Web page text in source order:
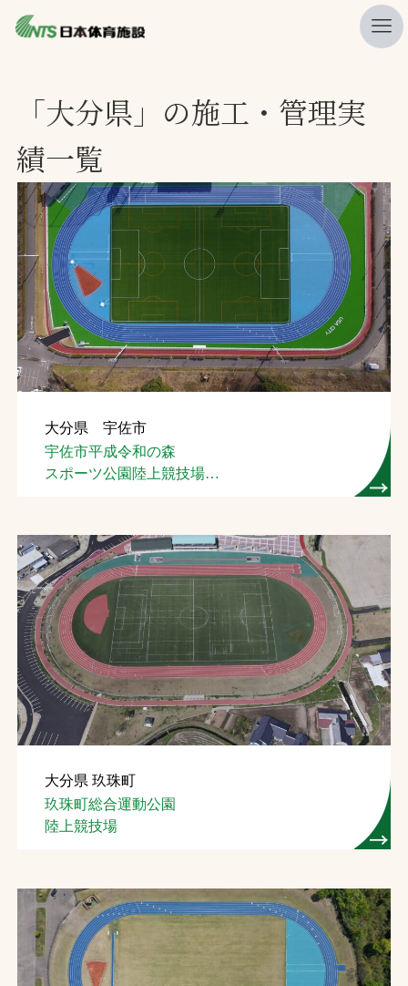
ニュース
プレスリリース
レポート
製品・サービス一覧
施工・管理実績一覧
会社概要
採用情報
検索
お問合せ
お取引先の皆様へ
ソーシャルメディアポリシー
Instagram
FacebookYouTube
文字の見えづらさや操作にお困りの方へ
「大分県」の施工・管理実
績一覧
大分県 宇佐市
宇佐市平成令和の森
スポーツ公園陸上競技場
大分県 玖珠町
玖珠町総合運動公園
陸上競技場